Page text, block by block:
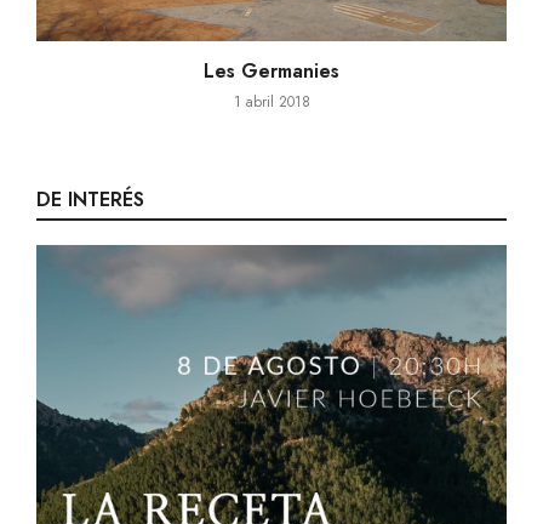
Les Germanies
1 abril 2018
DE INTERÉS